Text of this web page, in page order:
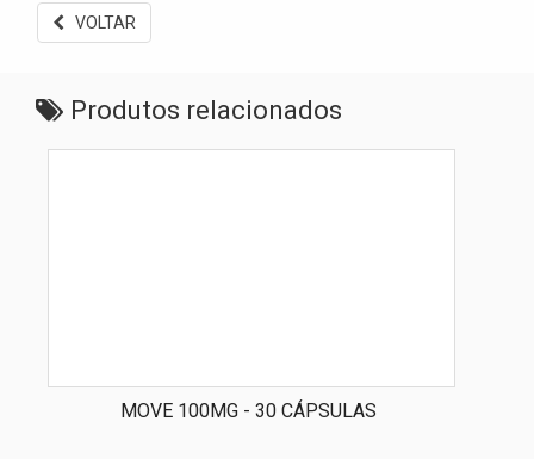
VOLTAR
Produtos relacionados
MOVE 100MG - 30 CÁPSULAS